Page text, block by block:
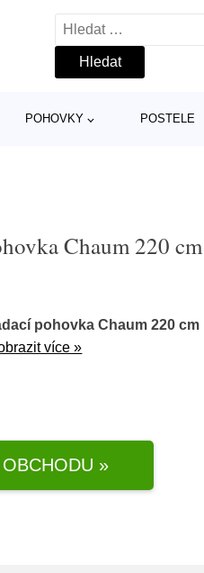
Vyhledávání
POHOVKY POSTELE
Chaum 220 cm
pohovka Chaum 220 cm
více »
»